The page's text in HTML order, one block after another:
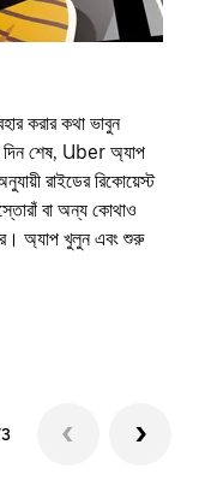
করার কথা ভাবুন
দিন শেষ, Uber অ্যাপ
রাইডের রিকোয়েস্ট
বা অন্য কোথাও
অ্যাপ খুলুন এবং শুরু